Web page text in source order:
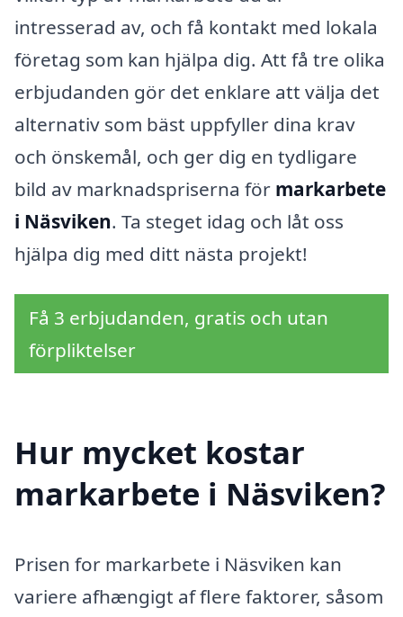
intresserad av, och få kontakt med lokala
företag som kan hjälpa dig. Att få tre olika
erbjudanden gör det enklare att välja det
alternativ som bäst uppfyller dina krav
och önskemål, och ger dig en tydligare
bild av marknadspriserna för markarbete
i Näsviken. Ta steget idag och låt oss
hjälpa dig med ditt nästa projekt!
Få 3 erbjudanden, gratis och utan
förpliktelser
Hur mycket kostar
markarbete i Näsviken?
Prisen for markarbete i Näsviken kan
variere afhængigt af flere faktorer, såsom